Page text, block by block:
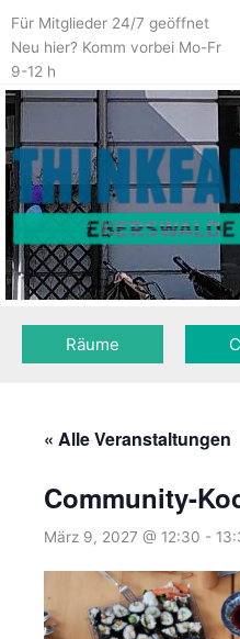
Für Mitglieder 24/7 geöffnet
Neu hier? Komm vorbei Mo-Fr
9-12 h
Räume
« Alle Veranstaltungen
Community-
März 9, 2027 @ 12:30 -